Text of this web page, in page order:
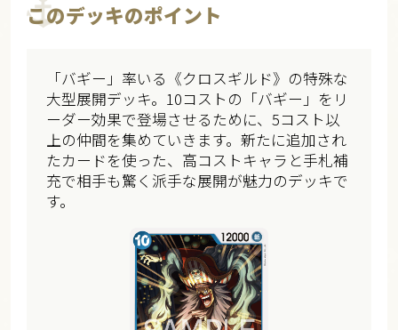
このデッキのポイント
「バギー」率いる《クロスギルド》の特殊な
大型展開デッキ。10コストの「バギー」をリ
ーダー効果で登場させるために、5コスト以
上の仲間を集めていきます。新たに追加され
たカードを使った、高コストキャラと手札補
充で相手も驚く派手な展開が魅力のデッキで
す。